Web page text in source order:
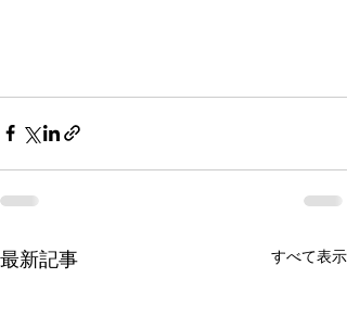
最新記事 すべて表示